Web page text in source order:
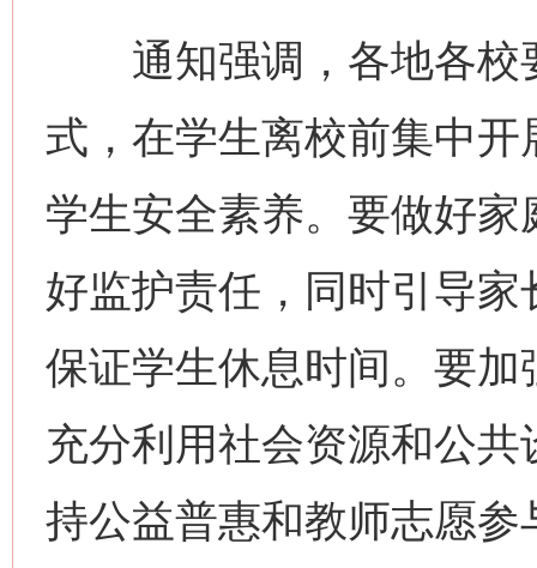
通知强调，各地各校
式，在学生离校前集中
学生安全素养。要做好
好监护责任，同时引导
保证学生休息时间。要
充分利用社会资源和公
持公益普惠和教师志愿